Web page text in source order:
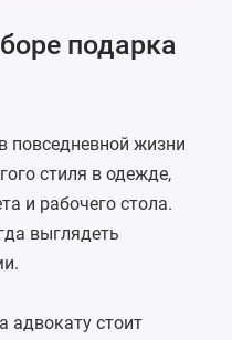
подарка
повседневной жизни
стиля в одежде,
и рабочего стола.
выглядеть
адвокату стоит